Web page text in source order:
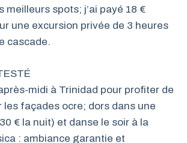
meilleurs spots; j’ai payé 18 €
une excursion privée de 3 heures
cascade.
midi à Trinidad pour profiter de
les façades ocre; dors dans une
€ la nuit) et danse le soir à la
: ambiance garantie et